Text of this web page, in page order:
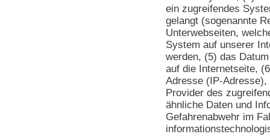
ein zugreifendes
gelangt (sogenannte
Unterwebseiten,
System auf unserer
werden, (5) das
auf die Internetseite,
Adresse (IP-
Provider des
ähnliche Daten und
Gefahrenabwehr im